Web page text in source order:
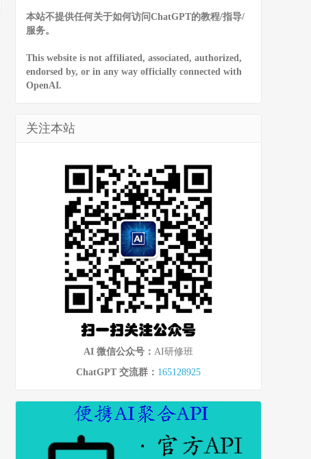
本站不提供任何关于如何访问ChatGPT的教程/指导/
服务。
This website is not affiliated, associated, authorized,
endorsed by, or in any way officially connected with
OpenAI.
关注本站
AI 微信公众号： AI研修班
ChatGPT 交流群： 165128925